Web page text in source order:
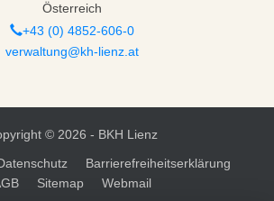
Österreich
+43 (0) 4852-606-0
verwaltung@kh-lienz.at
© 2026 - BKH Lienz
Barrierefreiheitserklärung
Sitemap Webmail